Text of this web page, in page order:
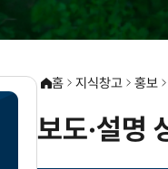
홈 지식창고 홍보
보도·설명